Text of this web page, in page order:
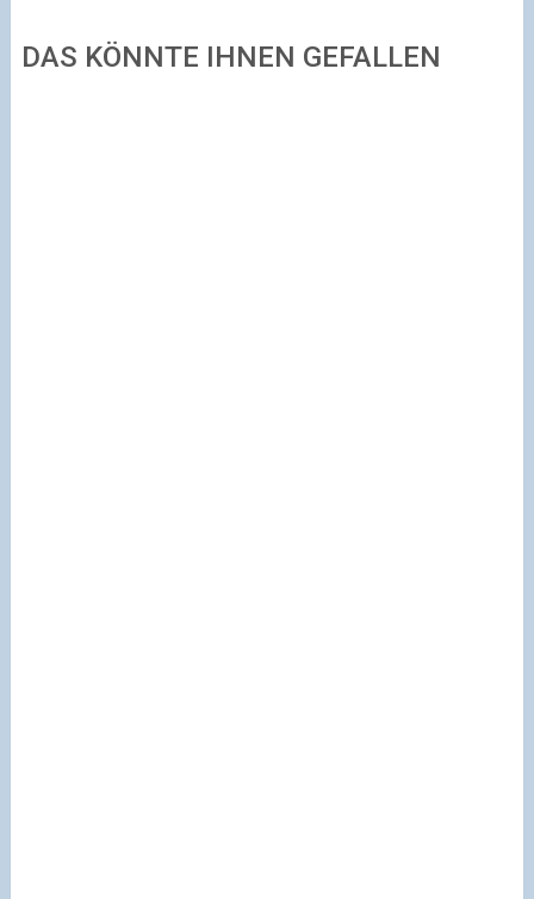
DAS KÖNNTE IHNEN GEFALLEN